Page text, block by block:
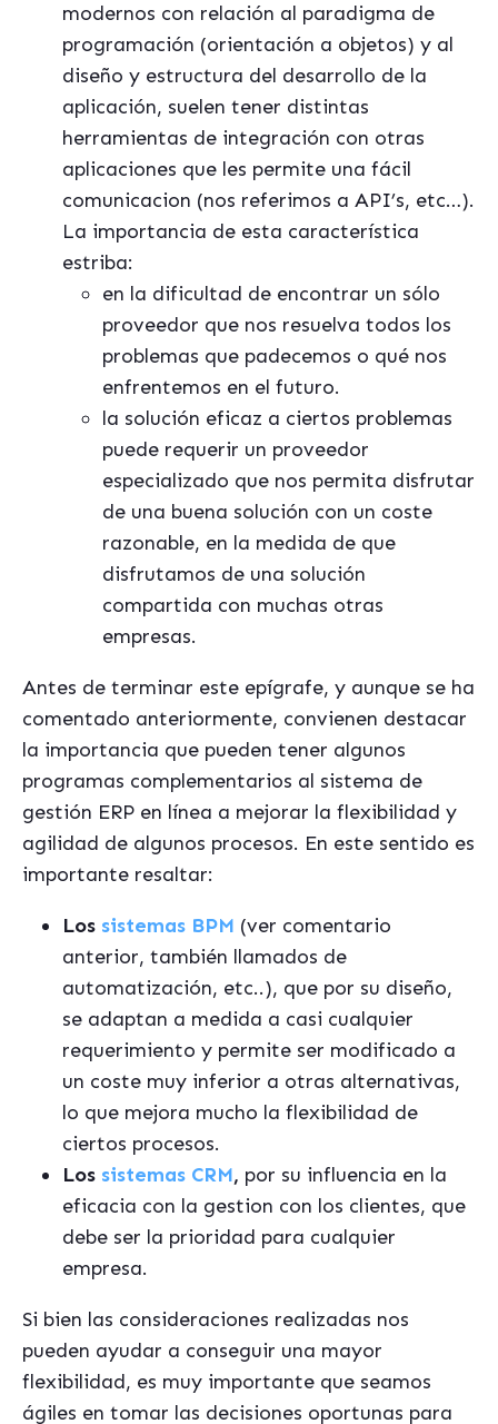
modernos con relación al paradigma de
programación (orientación a objetos) y al
diseño y estructura del desarrollo de la
aplicación, suelen tener distintas
herramientas de integración con otras
aplicaciones que les permite una fácil
comunicacion (nos referimos a API’s, etc…).
La importancia de esta característica
estriba:
en la dificultad de encontrar un sólo
proveedor que nos resuelva todos los
problemas que padecemos o qué nos
enfrentemos en el futuro.
la solución eficaz a ciertos problemas
puede requerir un proveedor
especializado que nos permita disfrutar
de una buena solución con un coste
razonable, en la medida de que
disfrutamos de una solución
compartida con muchas otras
empresas.
Antes de terminar este epígrafe, y aunque se ha
comentado anteriormente, convienen destacar
la importancia que pueden tener algunos
programas complementarios al sistema de
gestión ERP en línea a mejorar la flexibilidad y
agilidad de algunos procesos. En este sentido es
importante resaltar:
Los sistemas BPM (ver comentario
anterior, también llamados de
automatización, etc..), que por su diseño,
se adaptan a medida a casi cualquier
requerimiento y permite ser modificado a
un coste muy inferior a otras alternativas,
lo que mejora mucho la flexibilidad de
ciertos procesos.
Los sistemas CRM, por su influencia en la
eficacia con la gestion con los clientes, que
debe ser la prioridad para cualquier
empresa.
Si bien las consideraciones realizadas nos
pueden ayudar a conseguir una mayor
flexibilidad, es muy importante que seamos
ágiles en tomar las decisiones oportunas para